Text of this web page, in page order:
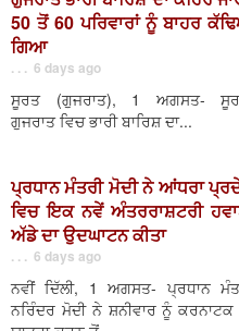
50 ਤੋਂ 60 ਪਰਿਵਾਰਾਂ ਨੂੰ ਬਾਹਰ
ਗਿਆ
. . . 6 days ago
ਸੂਰਤ (ਗੁਜਰਾਤ), 1 ਅਗਸਤ-
ਗੁਜਰਾਤ ਵਿਚ ਭਾਰੀ ਬਾਰਿਸ਼ ਦਾ...
ਪ੍ਰਧਾਨ ਮੰਤਰੀ ਮੋਦੀ ਨੇ ਆਂਧਰਾ
ਵਿਚ ਇਕ ਨਵੇਂ ਅੰਤਰਰਾਸ਼ਟਰੀ
ਅੱਡੇ ਦਾ ਉਦਘਾਟਨ ਕੀਤਾ
. . . 6 days ago
ਨਵੀਂ ਦਿੱਲੀ, 1 ਅਗਸਤ- ਪ੍ਰਧਾਨ
ਨਰਿੰਦਰ ਮੋਦੀ ਨੇ ਸ਼ਨੀਵਾਰ ਨੂੰ ਕਰਨਾਟਕ